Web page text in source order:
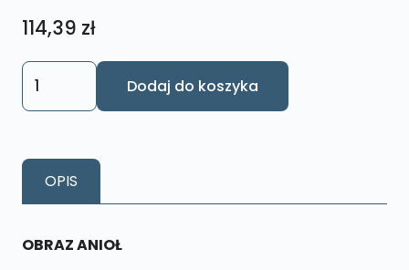
114,39 zł
ilość
Obraz
Rozmiar
20
Dodaj do koszyka
OPIS
OBRAZ ANIOŁ